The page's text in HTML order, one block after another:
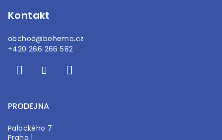
Kontakt
obchod@bohema.cz
+420 266 266 582
PRODEJNA
Palackého 7
Praha 1